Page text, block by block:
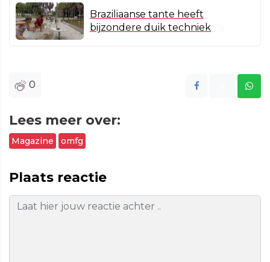
Braziliaanse tante heeft
bijzondere duik techniek
0
Lees meer over:
Magazine omfg
Plaats reactie